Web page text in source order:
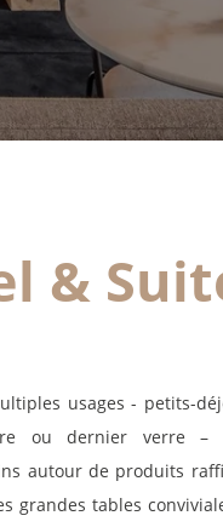
&
usages - petits-
ou dernier verre –
autour de produits
grandes tables
traitement. Vous
et disposez du droit de
contactant
auprès d'une autorité
caractère personnel ne